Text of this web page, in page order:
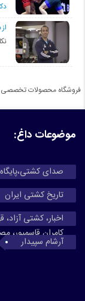
فروشگاه محصولات
موضوعات داغ:
صدای
تاریخ کشتی ایران
اخبار، کشتی
کامران قاسمپور،
آرشام سپیدار